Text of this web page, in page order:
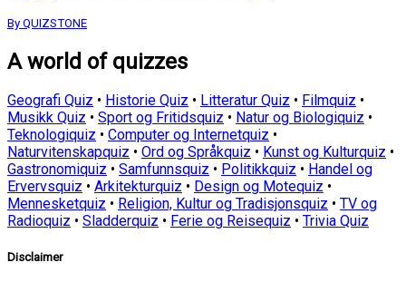
By QUIZSTONE
A world of quizzes
Geografi Quiz • Historie Quiz • Litteratur Quiz • Filmquiz •
Musikk Quiz • Sport og Fritidsquiz • Natur og Biologiquiz •
Teknologiquiz • Computer og Internetquiz •
Naturvitenskapquiz • Ord og Språkquiz • Kunst og Kulturquiz •
Gastronomiquiz • Samfunnsquiz • Politikkquiz • Handel og
Ervervsquiz • Arkitekturquiz • Design og Motequiz •
Mennesketquiz • Religion, Kultur og Tradisjonsquiz • TV og
Radioquiz • Sladderquiz • Ferie og Reisequiz • Trivia Quiz
Disclaimer